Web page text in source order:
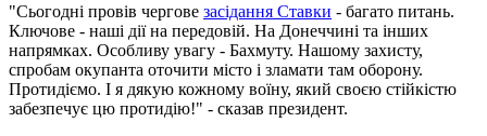
"Сьогодні провів чергове засідання Ставки - багато питань.
Ключове - наші дії на передовій. На Донеччині та інших
напрямках. Особливу увагу - Бахмуту. Нашому захисту,
спробам окупанта оточити місто і зламати там оборону.
Протидіємо. І я дякую кожному воїну, який своєю стійкістю
забезпечує цю протидію!" - сказав президент.